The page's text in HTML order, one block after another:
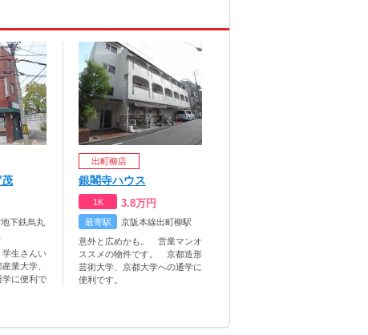
下鉄烏丸
生さんい
業大学、
学に便利で
出町柳店
銀閣寺ハウス
1K 3.8万円
最寄駅
京阪本線出町柳駅
意外と広めかも。 営業マンオ
ススメの物件です。 京都造形
芸術大学、京都大学への通学に
便利です。